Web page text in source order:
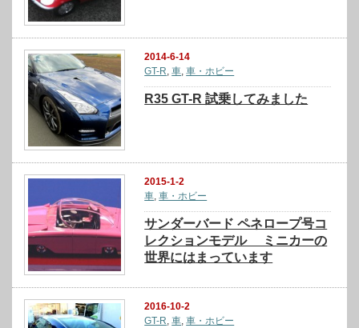
2014-6-14
GT-R ,車 ,車・ホビー
R35 GT-R 試乗してみました
2015-1-2
車,車・ホビー
サンダーバード ペネロープ号コ
レクションモデル ミニカーの
世界にはまっています
2016-10-2
GT-R,車,車・ホビー